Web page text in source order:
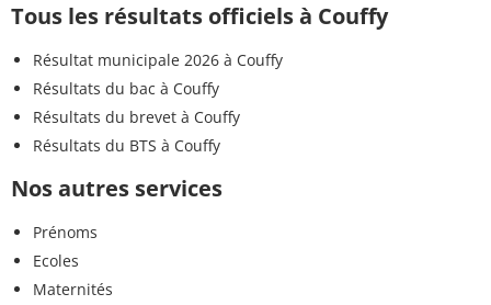
Tous les résultats officiels à Couffy
Résultat municipale 2026 à Couffy
Résultats du bac à Couffy
Résultats du brevet à Couffy
Résultats du BTS à Couffy
Nos autres services
Prénoms
Ecoles
Maternités